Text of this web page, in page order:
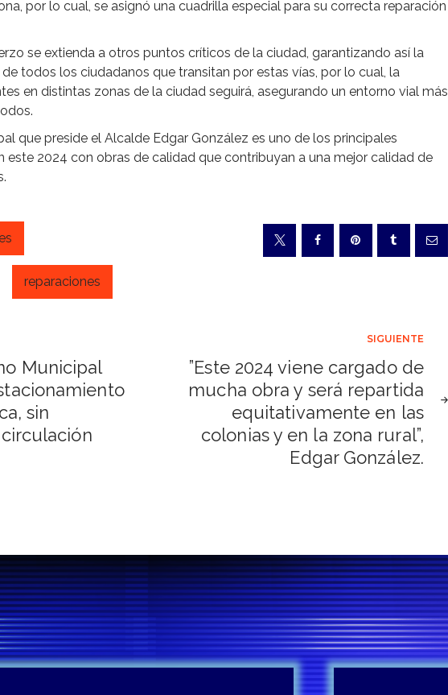
por lo cual, se asignó una cuadrilla especial para su correcta reparación
se extienda a otros puntos críticos de la ciudad, garantizando así la
todos los ciudadanos que transitan por estas vías, por lo cual, la
en distintas zonas de la ciudad seguirá, asegurando un entorno vial más
que preside el Alcalde Edgar González es uno de los principales
este 2024 con obras de calidad que contribuyan a una mejor calidad de
reparaciones
Municipal
sin
SIGUIENTE
”Este 2024 viene cargado de
mucha obra y será repartida
equitativamente en las
colonias y en la zona rural”,
Edgar González.